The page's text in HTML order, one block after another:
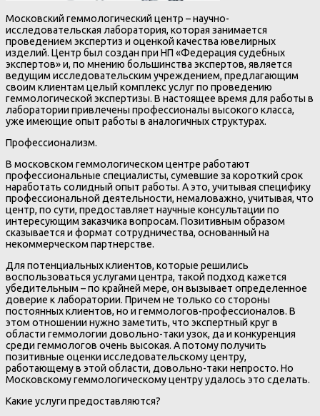
Московский геммологический центр – научно-
исследовательская лаборатория, которая занимается
проведением экспертиз и оценкой качества ювелирных
изделий. Центр был создан при НП «Федерация судебных
экспертов» и, по мнению большинства экспертов, является
ведущим исследовательским учреждением, предлагающим
своим клиентам целый комплекс услуг по проведению
геммологической экспертизы. В настоящее время для работы в
лаборатории привлечены профессионалы высокого класса,
уже имеющие опыт работы в аналогичных структурах.
Профессионализм.
В московском геммологическом центре работают
профессиональные специалисты, сумевшие за короткий срок
наработать солидный опыт работы. А это, учитывая специфику
профессиональной деятельности, немаловажно, учитывая, что
центр, по сути, предоставляет научные консультации по
интересующим заказчика вопросам. Позитивным образом
сказывается и формат сотрудничества, основанный на
некоммерческом партнерстве.
Для потенциальных клиентов, которые решились
воспользоваться услугами центра, такой подход кажется
убедительным – по крайней мере, он вызывает определенное
доверие к лаборатории. Причем не только со стороны
постоянных клиентов, но и геммологов-профессионалов. В
этом отношении нужно заметить, что экспертный круг в
области геммологии довольно-таки узок, да и конкуренция
среди геммологов очень высокая. А потому получить
позитивные оценки исследовательскому центру,
работающему в этой области, довольно-таки непросто. Но
Московскому геммологическому центру удалось это сделать.
Какие услуги предоставляются?